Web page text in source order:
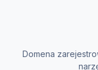
Domena